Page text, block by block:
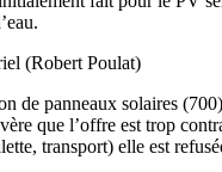
(Robert Poulat)
de panneaux solaires
que l’offre est trop
transport) elle est